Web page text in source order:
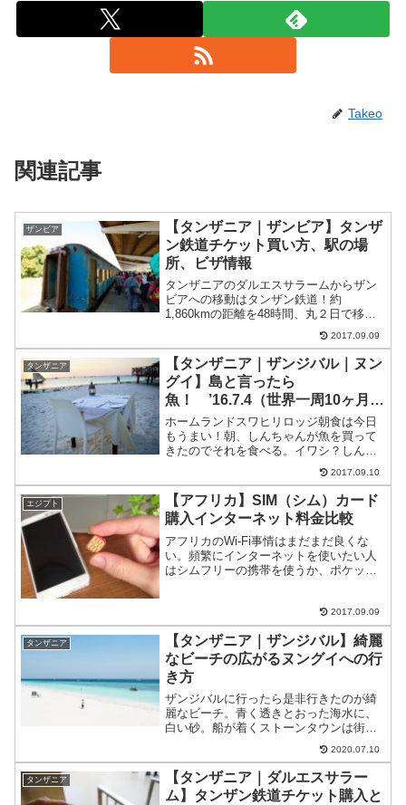
Takeo
関連記事
ザンビア
【タンザニア｜ザンビア】タンザ
ン鉄道チケット買い方、駅の場
所、ビザ情報
タンザニアのダルエスサラームからザン
ビアへの移動はタンザン鉄道！約
1,860kmの距離を48時間、丸２日で移動
します。寝台列車なので結構快適。タン
ザン鉄道列車詳細タンザン鉄道タンザニ
ア出発火曜日と金曜日火曜日は古いタイ
プの鈍行電源なし金曜日...
2017.09.09
タンザニア
【タンザニア｜ザンジバル｜ヌン
グイ】島と言ったら
魚！ ’16.7.4（世界一周10ヶ月4
日目）
ホームランドスワヒリロッジ朝食は今日
もうまい！朝、しんちゃんが魚を買って
きたのでそれを食べる。イワシ？しんち
ゃんにさばいてもらい油で揚げて塩で食
べる。めっちゃうまい。いわしに塩ふっ
て食べただけだけど、めっちゃうまい。
あれよ。アンチョビ？思わ...
2017.09.10
エジプト
【アフリカ】SIM（シム）カード
購入インターネット料金比較
アフリカのWi-Fi事情はまだまだ良くな
い。頻繁にインターネットを使いたい人
はシムフリーの携帯を使うか、ポケット
まとめてみます。エジプトキャリアボー
ダフォン（vo...
2017.09.09
タンザニア
【タンザニア｜ザンジバル】綺麗
なビーチの広がるヌングイへの行
き方
ザンジバルに行ったら是非行きたのが綺
麗なビーチ。青く透きとおった海水に、
白い砂。船が着くストーンタウンは街な
のでビーチは綺麗じゃありません。そこ
から移動して綺麗なビーチを目指す必要
がある。おすすめはヌングイ。ヌングイ
への行き方ザンジバル最北...
2020.07.10
タンザニア
【タンザニア｜ダルエスサラー
ム】タンザン鉄道チケット購入と